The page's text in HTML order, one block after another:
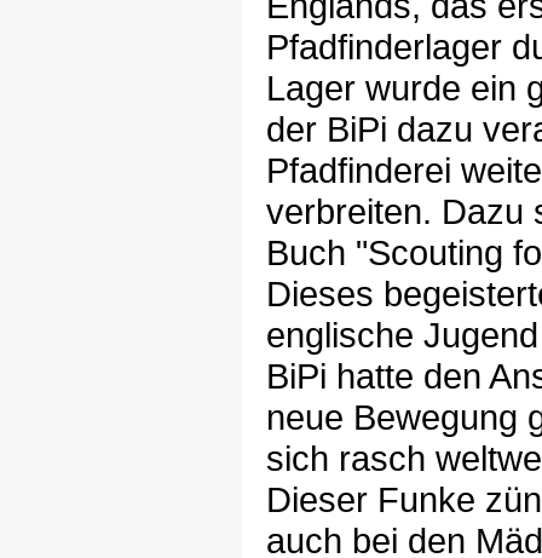
Pfadfinderlager
Lager wurde ein
der BiPi dazu
Pfadfinderei
verbreiten. Dazu
Buch "Scouting
Dieses
englische
BiPi hatte den
neue Bewegung
sich rasch
Dieser Funke
auch bei den